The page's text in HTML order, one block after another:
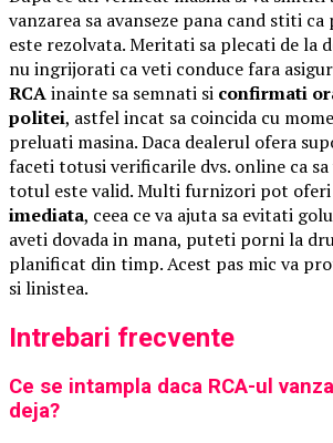
vanzarea sa avanseze pana cand stiti ca
este rezolvata. Meritati sa plecati de la
nu ingrijorati ca veti conduce fara
RCAinainte sa semnati si confirmati
politei, astfel incat sa coincida cu
preluati masina. Daca dealerul ofera
faceti totusi verificarile dvs. online ca sa
totul este valid. Multi furnizori pot oferi
imediata, ceea ce va ajuta sa evitati
aveti dovada in mana, puteti porni la
planificat din timp. Acest pas mic va
si linistea.
Intrebari frecvente
Ce se intampla daca RCA-ul
deja?